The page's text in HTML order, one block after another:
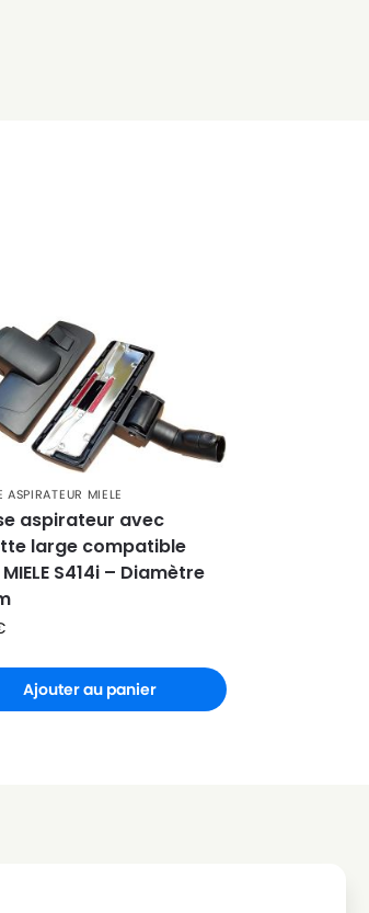
ASPIRATEUR MIELE
aspirateur avec
large compatible
S414i – Diamètre
Ajouter au panier